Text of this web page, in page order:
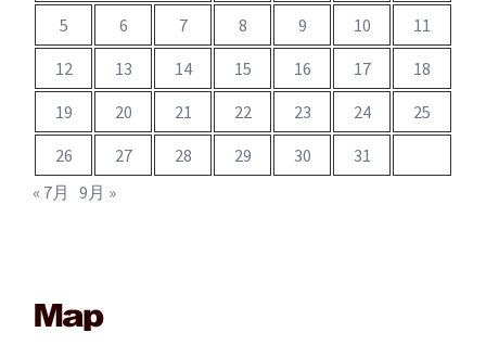
5
6 7 8 9 10
11
12
13 14 15 16 17
18
19
20 21 22 23 24
25
26
27 28 29 30
31
« 7月 9月 »